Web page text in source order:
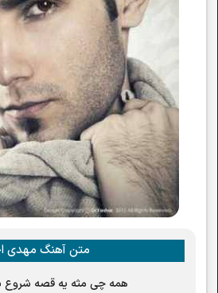
متن آهنگ مهدی
همه چی مثه یه قصه